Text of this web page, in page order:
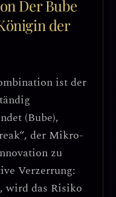
Der Bube
der
ist der
(Bube),
, der Mikro-
zu
Verzerrung:
wird das Risiko